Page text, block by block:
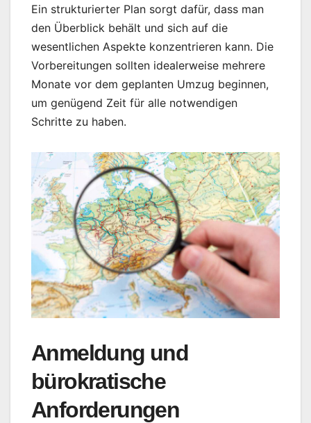
Ein strukturierter Plan sorgt dafür, dass man
den Überblick behält und sich auf die
wesentlichen Aspekte konzentrieren kann. Die
Vorbereitungen sollten idealerweise mehrere
Monate vor dem geplanten Umzug beginnen,
um genügend Zeit für alle notwendigen
Schritte zu haben.
Anmeldung und
bürokratische
Anforderungen